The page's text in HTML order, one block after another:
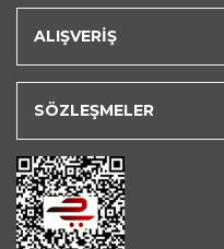
ALIŞVERİŞ
SÖZLEŞMELER